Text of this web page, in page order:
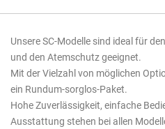
Hauptmenü
Ausschnitt
Produkte
Unsere SC-Modelle sind ideal für
und den Atemschutz geeignet.
Mit der Vielzahl von möglichen
ein Rundum-sorglos-Paket.
Hohe Zuverlässigkeit, einfache
Ausstattung stehen bei allen